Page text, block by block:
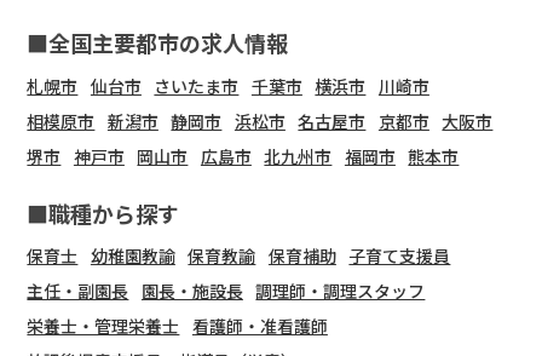
■全国主要都市の求人情報
札幌市 仙台市 さいたま市 千葉市 横浜市
川崎市
相模原市 新潟市 静岡市 浜松市 名古屋市 京都市 大阪市
堺市 神戸市 岡山市 広島市 北九州市 福岡市 熊本市
■職種から探す
保育士 幼稚園教諭 保育教諭 保育補助 子育て支援員
主任・副園長 園長・施設長 調理師・調理スタッフ
栄養士・管理栄養士 看護師・准看護師